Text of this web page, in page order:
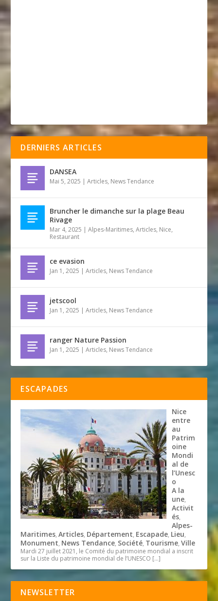
DERNIERS ARTICLES
DANSEA
Mai 5, 2025 |Articles, News Tendance
Bruncher le dimanche sur la plage Beau
Rivage
Mar 4, 2025 |Alpes-Maritimes,Articles, Nice,
Restaurant
ce evasion
Jan 1, 2025 |Articles, News Tendance
jetscool
Jan 1, 2025 |Articles, News Tendance
ranger Nature Passion
Jan 1, 2025 |Articles, News Tendance
ESCAPADES
Nice
entre
au
Patrim
oine
Mondi
al de
l’Unesc
o
A la
une,
Activit
és,
Alpes-
Maritimes,Articles, Département, Escapade, Lieu,
Monument, News Tendance, Société, Tourisme,Ville
Mardi 27 juillet 2021, le Comité du patrimoine mondial a inscrit
sur la Liste du patrimoine mondial de l’UNESCO […]
NEWSLETTER